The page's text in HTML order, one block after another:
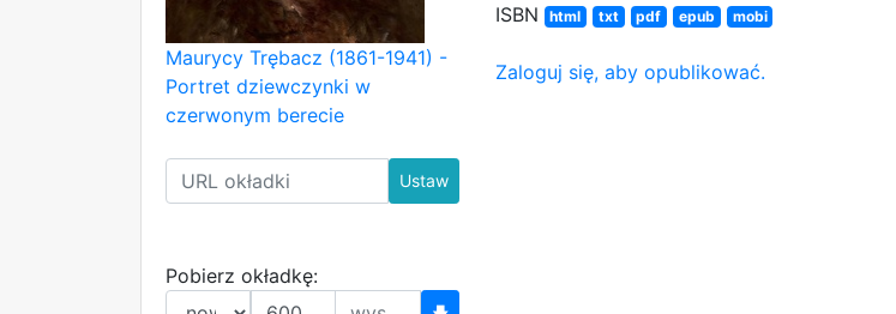
Maurycy Trębacz (1861-1941) -
Portret dziewczynki w
czerwonym berecie
Ustaw
Pobierz okładkę:
ISBN
html txt pdf epub mobi
Zaloguj się, aby opublikować.